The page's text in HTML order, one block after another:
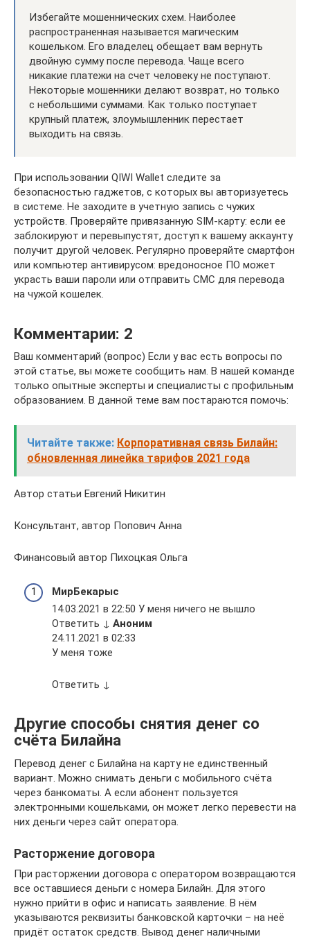
Избегайте мошеннических схем. Наиболее
распространенная называется магическим
кошельком. Его владелец обещает вам вернуть
двойную сумму после перевода. Чаще всего
никакие платежи на счет человеку не поступают.
Некоторые мошенники делают возврат, но только
с небольшими суммами. Как только поступает
крупный платеж, злоумышленник перестает
выходить на связь.
При использовании QIWI Wallet следите за
безопасностью гаджетов, с которых вы авторизуетесь
в системе. Не заходите в учетную запись с чужих
устройств. Проверяйте привязанную SIM-карту: если ее
заблокируют и перевыпустят, доступ к вашему аккаунту
получит другой человек. Регулярно проверяйте смартфон
или компьютер антивирусом: вредоносное ПО может
украсть ваши пароли или отправить СМС для перевода
на чужой кошелек.
Комментарии: 2
Ваш комментарий (вопрос) Если у вас есть вопросы по
этой статье, вы можете сообщить нам. В нашей команде
только опытные эксперты и специалисты с профильным
образованием. В данной теме вам постараются помочь:
Читайте также: Корпоративная связь Билайн:
обновленная линейка тарифов 2021 года
Автор статьи Евгений Никитин
Консультант, автор Попович Анна
Финансовый автор Пихоцкая Ольга
МирБекарыс
14.03.2021 в 22:50 У меня ничего не вышло
Ответить ↓ Аноним
24.11.2021 в 02:33
У меня тоже
Ответить ↓
Другие способы снятия денег со
счёта Билайна
Перевод денег с Билайна на карту не единственный
вариант. Можно снимать деньги с мобильного счёта
через банкоматы. А если абонент пользуется
электронными кошельками, он может легко перевести на
них деньги через сайт оператора.
Расторжение договора
При расторжении договора с оператором возвращаются
все оставшиеся деньги с номера Билайн. Для этого
нужно прийти в офис и написать заявление. В нём
указываются реквизиты банковской карточки – на неё
придёт остаток средств. Вывод денег наличными